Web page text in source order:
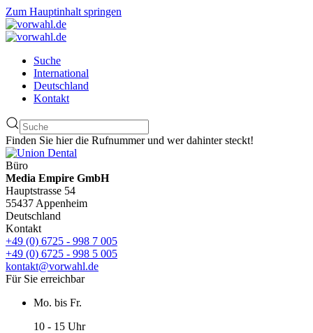
Zum Hauptinhalt springen
Suche
International
Deutschland
Kontakt
Finden Sie hier die Rufnummer und wer dahinter steckt!
Büro
Media Empire GmbH
Hauptstrasse 54
55437 Appenheim
Deutschland
Kontakt
+49 (0) 6725 - 998 7 005
+49 (0) 6725 - 998 5 005
kontakt@vorwahl.de
Für Sie erreichbar
Mo. bis Fr.
10 - 15 Uhr